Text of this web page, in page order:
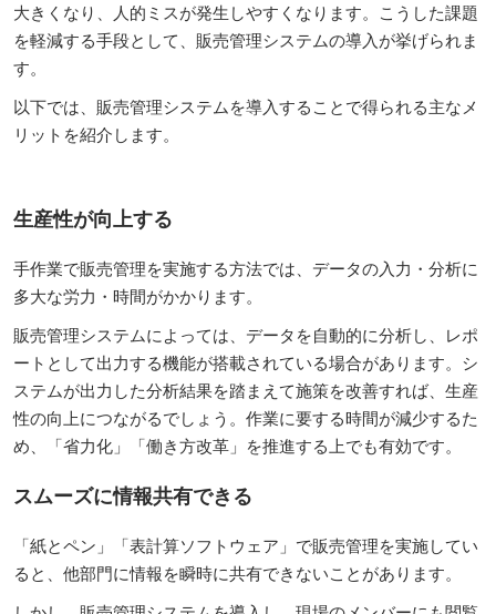
大きくなり、人的ミスが発生しやすくなります。こうした課題
を軽減する手段として、販売管理システムの導入が挙げられま
す。
以下では、販売管理システムを導入することで得られる主なメ
リットを紹介します。
生産性が向上する
手作業で販売管理を実施する方法では、データの入力・分析に
多大な労力・時間がかかります。
販売管理システムによっては、データを自動的に分析し、レポ
ートとして出力する機能が搭載されている場合があります。シ
ステムが出力した分析結果を踏まえて施策を改善すれば、生産
性の向上につながるでしょう。作業に要する時間が減少するた
め、「省力化」「働き方改革」を推進する上でも有効です。
スムーズに情報共有できる
「紙とペン」「表計算ソフトウェア」で販売管理を実施してい
ると、他部門に情報を瞬時に共有できないことがあります。